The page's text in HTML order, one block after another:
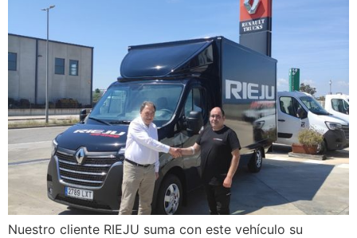
Nuestro cliente RIEJU suma con este vehículo su